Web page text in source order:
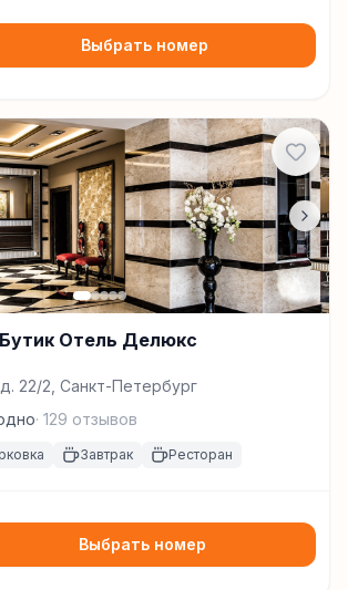
Выбрать номер
Отель Делюкс
22/2, Санкт-Петербург
· 129 отзывов
Завтрак Ресторан
Выбрать номер